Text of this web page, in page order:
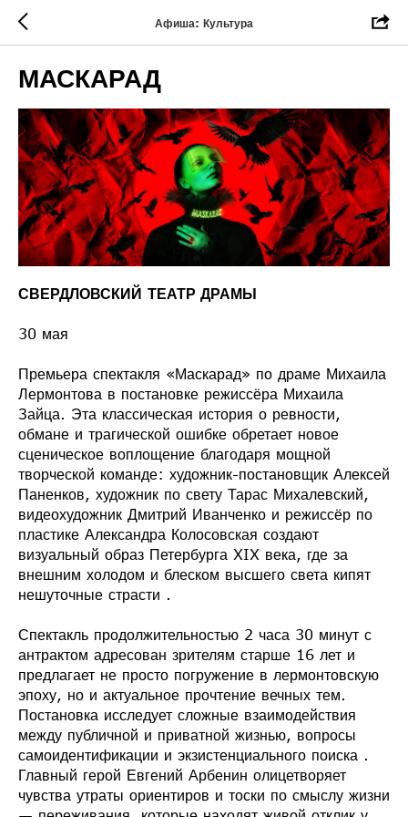
Афиша: Культура
МАСКАРАД
СВЕРДЛОВСКИЙ ТЕАТР ДРАМЫ
30 мая
Премьера спектакля «Маскарад» по драме Михаила
Лермонтова в постановке режиссёра Михаила
Зайца. Эта классическая история о ревности,
обмане и трагической ошибке обретает новое
сценическое воплощение благодаря мощной
творческой команде: художник-постановщик Алексей
Паненков, художник по свету Тарас Михалевский,
видеохудожник Дмитрий Иванченко и режиссёр по
пластике Александра Колосовская создают
визуальный образ Петербурга XIX века, где за
внешним холодом и блеском высшего света кипят
нешуточные страсти .
Спектакль продолжительностью 2 часа 30 минут с
антрактом адресован зрителям старше 16 лет и
предлагает не просто погружение в лермонтовскую
эпоху, но и актуальное прочтение вечных тем.
Постановка исследует сложные взаимодействия
между публичной и приватной жизнью, вопросы
самоидентификации и экзистенциального поиска .
Главный герой Евгений Арбенин олицетворяет
чувства утраты ориентиров и тоски по смыслу жизни